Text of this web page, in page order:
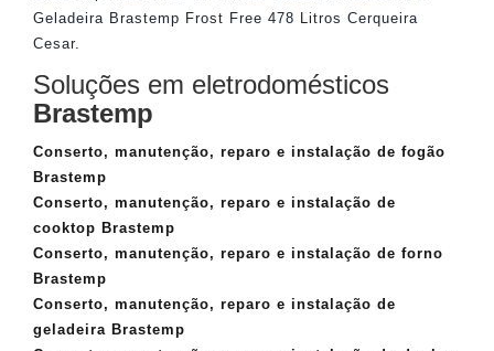
Geladeira Brastemp Frost Free 478 Litros Cerqueira
Cesar.
Soluções em eletrodomésticos
Brastemp
Conserto, manutenção, reparo e instalação de fogão
Brastemp
Conserto, manutenção, reparo e instalação de
cooktop Brastemp
Conserto, manutenção, reparo e instalação de forno
Brastemp
Conserto, manutenção, reparo e instalação de
geladeira Brastemp